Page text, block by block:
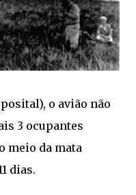
o avião não
3 ocupantes
meio da mata
dias.